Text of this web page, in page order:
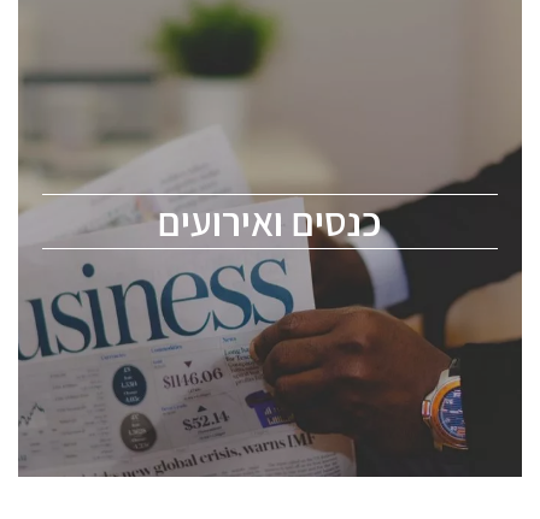
כנסים ואירועים
כנסים ואירועים
לכל העוסקים בתעשיית הסמיקונדקטור כולל מהנדסים,
ChipEx2026 will be held on May 12-13, 2026. The
conference is intended for everyone involved in the
semiconductor industry, including engineers,
professional experts, and senior executives.
לחץ לפרטים